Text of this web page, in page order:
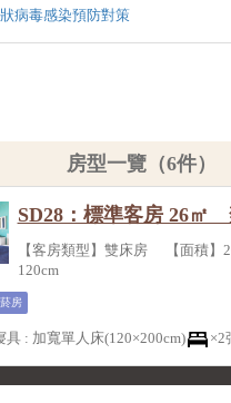
病毒感染預防對策
房型一覽（6件）
SD28：標準客房 26㎡
【客房類型】雙床房 【面積】
120cm
房
具 : 加寬單人床(120×200cm) ×2